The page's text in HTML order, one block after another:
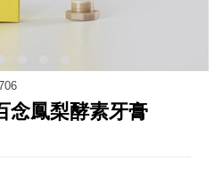
念鳳梨酵素牙膏